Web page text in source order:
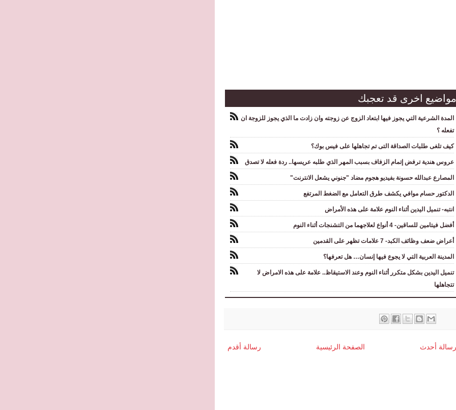
مواضيع اخرى قد تعجبك
المدة الشرعية التي يجوز فيها ابتعاد الزوج عن زوجته وان زادت ما الذي يجوز للزوجة ان
تفعله ؟
كيف تلغى طلبات الصداقة التى تم تجاهلها على فيس بوك؟
عروس هندية ترفض إتمام الزفاف بسبب المهر الذي طلبه عريسها.. ردة فعله لا تصدق
المصارع عبدالله حسونة بفيديو هجوم مضاد "جنوني يشعل الانترنت"
الدكتور حسام موافي يكشف طرق التعامل مع الضغط المرتفع
انتبه- تنميل اليدين أثناء النوم علامة على هذه الأمراض
أفضل فيتامين للساقين- 4 أنواع لعلاجهما من التشنجات أثناء النوم
أعراض ضعف وظائف الكبد- 7 علامات تظهر على القدمين
المدينة العربية التي لا يجوع فيها إنسان… هل تعرفها؟
تنميل اليدين بشكل متكرر أثناء النوم وعند الاستيقاظ.. علامة على هذه الامراض لا
تتجاهلها
رسالة أحدث رسالة أقدم الصفحة الرئيسية